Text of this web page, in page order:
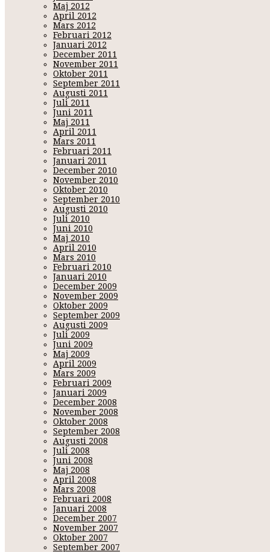
Maj 2012
April 2012
Mars 2012
Februari 2012
Januari 2012
December 2011
November 2011
Oktober 2011
September 2011
Augusti 2011
Juli 2011
Juni 2011
Maj 2011
April 2011
Mars 2011
Februari 2011
Januari 2011
December 2010
November 2010
Oktober 2010
September 2010
Augusti 2010
Juli 2010
Juni 2010
Maj 2010
April 2010
Mars 2010
Februari 2010
Januari 2010
December 2009
November 2009
Oktober 2009
September 2009
Augusti 2009
Juli 2009
Juni 2009
Maj 2009
April 2009
Mars 2009
Februari 2009
Januari 2009
December 2008
November 2008
Oktober 2008
September 2008
Augusti 2008
Juli 2008
Juni 2008
Maj 2008
April 2008
Mars 2008
Februari 2008
Januari 2008
December 2007
November 2007
Oktober 2007
September 2007